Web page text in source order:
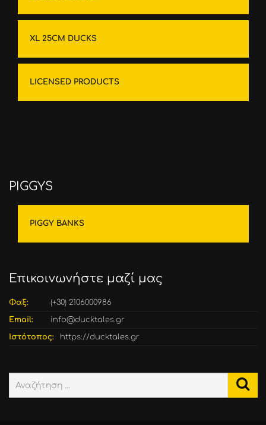
XL 25CM DUCKS
LICENSED PRODUCTS
PIGGYS
PIGGY BANKS
Επικοινωνήστε μαζί μας
Φαξ: (+30) 2106000986
Email: info@ducktales.gr
Ιστότοπος: https://ducktales.gr